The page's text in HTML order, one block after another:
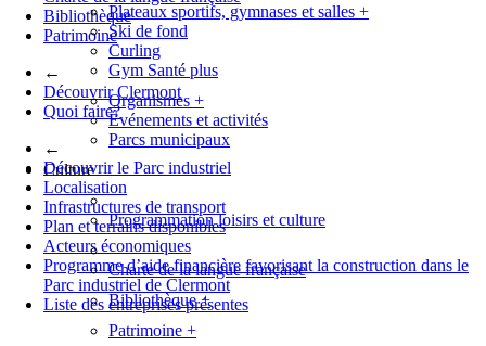
Bibliothèque
Patrimoine
←
Découvrir Clermont
Quoi faire?
←
Découvrir le Parc industriel
Localisation
Infrastructures de transport
Plan et terrains disponibles
Acteurs économiques
Programme d’aide financière favorisant la construction dans le
Parc industriel de Clermont
Liste des entreprises présentes
Plateaux sportifs, gymnases et salles +
Ski de fond
Curling
Gym Santé plus
Organismes +
Événements et activités
Parcs municipaux
Culture
Programmation loisirs et culture
Charte de la langue française
Bibliothèque+
Patrimoine +